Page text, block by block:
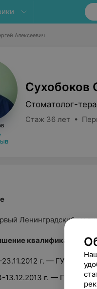
Алексеевич
Сухобоков
Стоматолог-
Стаж 36 лет •
Ленинградский
квалификации,
23.11.2012 г. — ГУО
13.12.2013 г. — ГУО